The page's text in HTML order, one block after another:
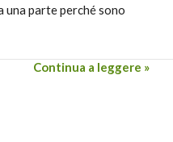
una parte perché sono
Continua a leggere »